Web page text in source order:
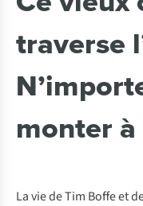
traverse
monter
La vie de Tim Boffe et